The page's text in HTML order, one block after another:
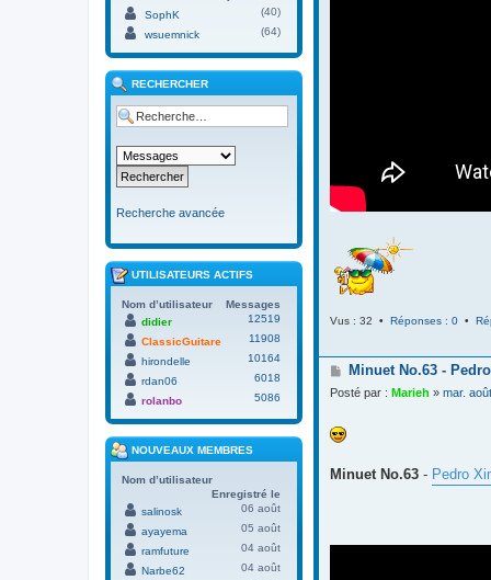
Vus : 32 • Réponses : 0 •
M
s
a
g
Minuet No.63 -
Posté par : Marieh » mar.
Minuet No.63 - Pedro
SophK
(40)
wsuemnick
(64)
RECHERCHER
Recherche avancée
UTILISATEURS ACTIFS
Nom d’utilisateur
Messages
didier
12519
ClassicGuitare
11908
hirondelle
10164
rdan06
6018
rolanbo
5086
NOUVEAUX MEMBRES
Nom d’utilisateur
Enregistré le
salinosk
06 août
ayayema
05 août
ramfuture
04 août
Narbe62
04 août